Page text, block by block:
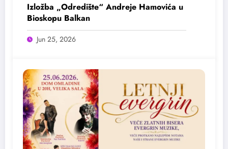
Izložba „Odredište“ Andreje Hamovića u
Bioskopu Balkan
Jun 25, 2026